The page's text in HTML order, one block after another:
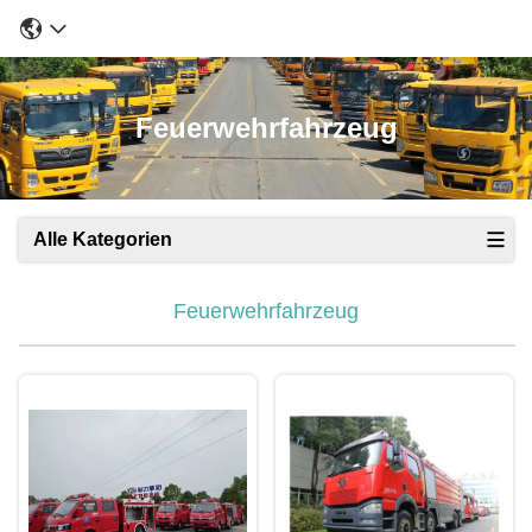
Feuerwehrfahrzeug
Alle Kategorien
Feuerwehrfahrzeug